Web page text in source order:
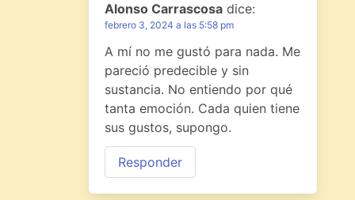
Alonso Carrascosa dice:
febrero 3, 2024 a las 5:58 pm
A mí no me gustó para nada. Me
pareció predecible y sin
sustancia. No entiendo por qué
tanta emoción. Cada quien tiene
sus gustos, supongo.
Responder